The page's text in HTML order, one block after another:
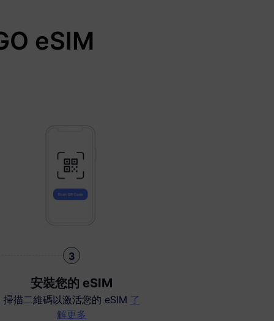
eSIM
3
安裝您的 eSIM
掃描二維碼以激活您的 eSIM 了
解更多